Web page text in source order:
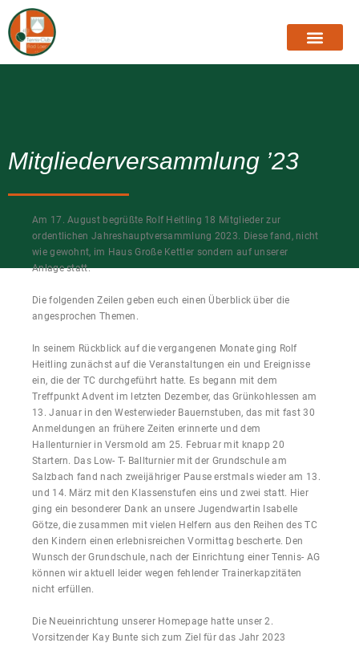
Mitgliederversammlung ’23
Am 17. August begrüßte Rolf Heitling 18 Mitglieder zur
ordentlichen Jahreshauptversammlung 2023. Diese fand, nicht
wie gewohnt, im Haus Große Kettler sondern auf unserer
Anlage statt.
Die folgenden Zeilen geben euch einen Überblick über die
angesprochen Themen.
In seinem Rückblick auf die vergangenen Monate ging Rolf
Heitling zunächst auf die Veranstaltungen ein und Ereignisse
ein, die der TC durchgeführt hatte. Es begann mit dem
Treffpunkt Advent im letzten Dezember, das Grünkohlessen am
13. Januar in den Westerwieder Bauernstuben, das mit fast 30
Anmeldungen an frühere Zeiten erinnerte und dem
Hallenturnier in Versmold am 25. Februar mit knapp 20
Startern. Das Low- T- Ballturnier mit der Grundschule am
Salzbach fand nach zweijähriger Pause erstmals wieder am 13.
und 14. März mit den Klassenstufen eins und zwei statt. Hier
ging ein besonderer Dank an unsere Jugendwartin Isabelle
Götze, die zusammen mit vielen Helfern aus den Reihen des TC
den Kindern einen erlebnisreichen Vormittag bescherte. Den
Wunsch der Grundschule, nach der Einrichtung einer Tennis- AG
können wir aktuell leider wegen fehlender Trainerkapzitäten
nicht erfüllen.
Die Neueinrichtung unserer Homepage hatte unser 2.
Vorsitzender Kay Bunte sich zum Ziel für das Jahr 2023